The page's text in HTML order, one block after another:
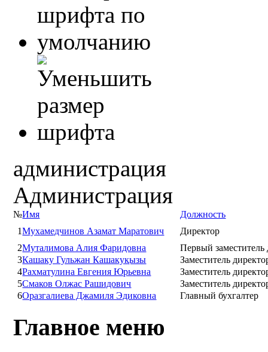
администрация
Администрация
№Имя
Должность
1Мухамедчинов Азамат Маратович
Директор
2Муталимова Алия Фаридовна
Первый заместитель
3Кашаку Гульжан Кашакуқызы
Заместитель
4Рахматулина Евгения Юрьевна
Заместитель
5Смаков Олжас Рашидович
Заместитель
6Оразгалиева Джамиля Эдиковна Главный бухгалтер
Главное меню